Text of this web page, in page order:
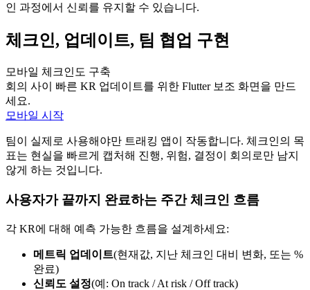
인 과정에서 신뢰를 유지할 수 있습니다.
체크인, 업데이트, 팀 협업 구현
모바일 체크인도 구축
회의 사이 빠른 KR 업데이트를 위한 Flutter 보조 화면을 만드
세요.
모바일 시작
팀이 실제로 사용해야만 트래킹 앱이 작동합니다. 체크인의 목
표는 현실을 빠르게 캡처해 진행, 위험, 결정이 회의로만 남지
않게 하는 것입니다.
사용자가 끝까지 완료하는 주간 체크인 흐름
각 KR에 대해 예측 가능한 흐름을 설계하세요:
메트릭 업데이트(현재값, 지난 체크인 대비 변화, 또는 %
완료)
신뢰도 설정(예: On track / At risk / Off track)